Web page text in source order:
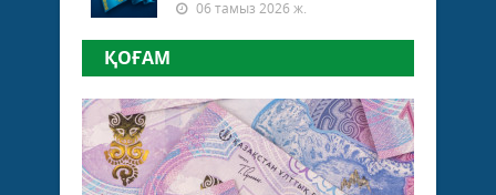
06 тамыз 2026 ж.
ҚОҒАМ